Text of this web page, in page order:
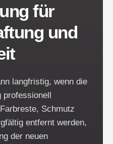
für
und
langfristig, wenn die
professionell
Schmutz
entfernt werden,
der neuen